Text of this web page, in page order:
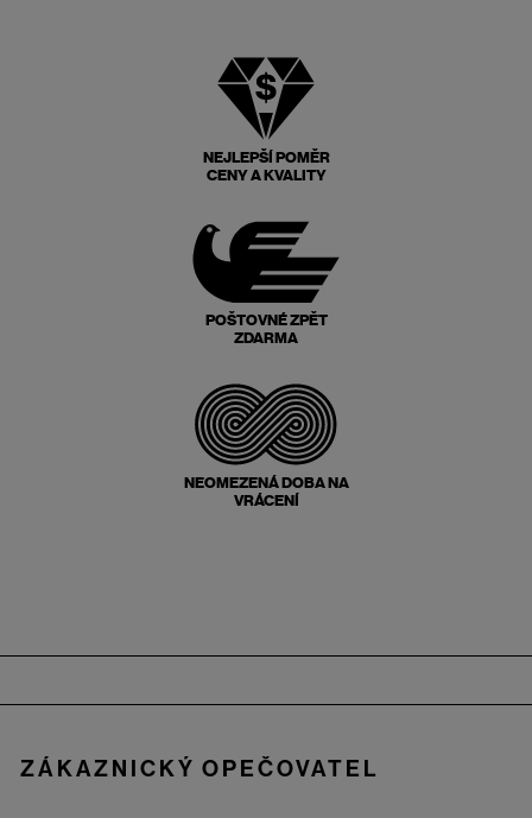
NEJLEPŠÍ POMĚR
CENY A KVALITY
POŠTOVNÉ ZPĚT
ZDARMA
NEOMEZENÁ DOBA NA
VRÁCENÍ
ZÁKAZNICKÝ OPEČOVATEL